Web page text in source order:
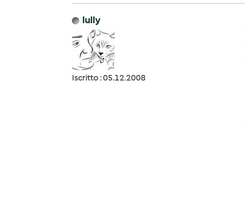
lully
Iscritto : 05.12.2008